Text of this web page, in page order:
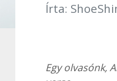
Írta:
Egy olvasónk,